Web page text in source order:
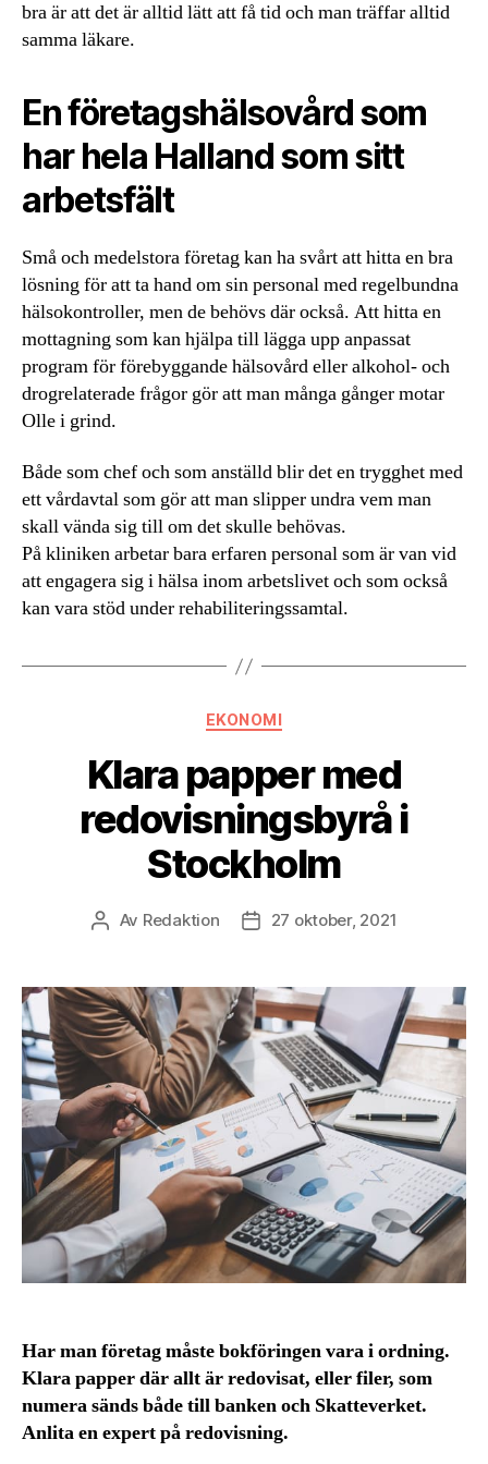
bra är att det är alltid lätt att få tid och man träffar alltid
samma läkare.
En företagshälsovård som
har hela Halland som sitt
arbetsfält
Små och medelstora företag kan ha svårt att hitta en bra
lösning för att ta hand om sin personal med regelbundna
hälsokontroller, men de behövs där också. Att hitta en
mottagning som kan hjälpa till lägga upp anpassat
program för förebyggande hälsovård eller alkohol- och
drogrelaterade frågor gör att man många gånger motar
Olle i grind.
Både som chef och som anställd blir det en trygghet med
ett vårdavtal som gör att man slipper undra vem man
skall vända sig till om det skulle behövas.
På kliniken arbetar bara erfaren personal som är van vid
att engagera sig i hälsa inom arbetslivet och som också
kan vara stöd under rehabiliteringssamtal.
Kategorier
EKONOMI
Klara papper med
redovisningsbyrå i
Stockholm
Inläggsförfattare
Av Redaktion Inläggsdatum
27 oktober, 2021
Har man företag måste bokföringen vara i ordning.
Klara papper där allt är redovisat, eller filer, som
numera sänds både till banken och Skatteverket.
Anlita en expert på redovisning.